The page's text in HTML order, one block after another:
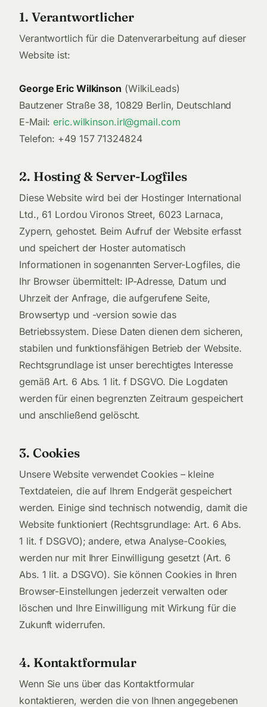
1. Verantwortlicher
Verantwortlich für die Datenverarbeitung auf dieser
Website ist:
George Eric Wilkinson (WilkiLeads)
Bautzener Straße 38, 10829 Berlin, Deutschland
E-Mail:eric.wilkinson.irl@gmail.com
Telefon: +49 157 71324824
2. Hosting & Server-Logfiles
Diese Website wird bei der Hostinger International
Ltd., 61 Lordou Vironos Street, 6023 Larnaca,
Zypern, gehostet. Beim Aufruf der Website erfasst
und speichert der Hoster automatisch
Informationen in sogenannten Server-Logfiles, die
Ihr Browser übermittelt: IP-Adresse, Datum und
Uhrzeit der Anfrage, die aufgerufene Seite,
Browsertyp und -version sowie das
Betriebssystem. Diese Daten dienen dem sicheren,
stabilen und funktionsfähigen Betrieb der Website.
Rechtsgrundlage ist unser berechtigtes Interesse
gemäß Art. 6 Abs. 1 lit. f DSGVO. Die Logdaten
werden für einen begrenzten Zeitraum gespeichert
und anschließend gelöscht.
3. Cookies
Unsere Website verwendet Cookies – kleine
Textdateien, die auf Ihrem Endgerät gespeichert
werden. Einige sind technisch notwendig, damit die
Website funktioniert (Rechtsgrundlage: Art. 6 Abs.
1 lit. f DSGVO); andere, etwa Analyse-Cookies,
werden nur mit Ihrer Einwilligung gesetzt (Art. 6
Abs. 1 lit. a DSGVO). Sie können Cookies in Ihren
Browser-Einstellungen jederzeit verwalten oder
löschen und Ihre Einwilligung mit Wirkung für die
Zukunft widerrufen.
4. Kontaktformular
Wenn Sie uns über das Kontaktformular
kontaktieren, werden die von Ihnen angegebenen